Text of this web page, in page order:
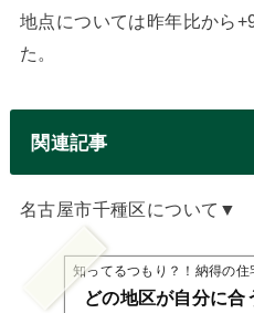
地点については昨年比から
た。
関連記事
名古屋市千種区について▼
知ってるつもり？！納得の住
どの地区が自分に合